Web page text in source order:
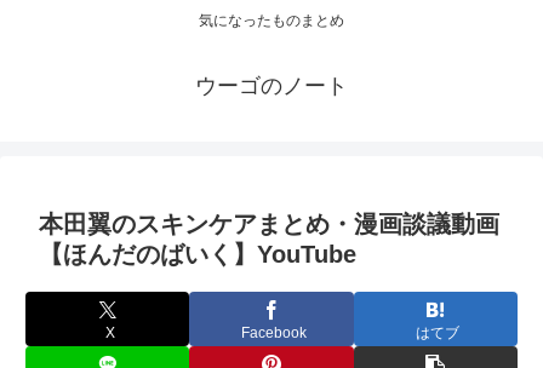
気になったものまとめ
ウーゴのノート
本田翼のスキンケアまとめ・漫画談議動画
【ほんだのばいく】YouTube
X Facebook はてブ